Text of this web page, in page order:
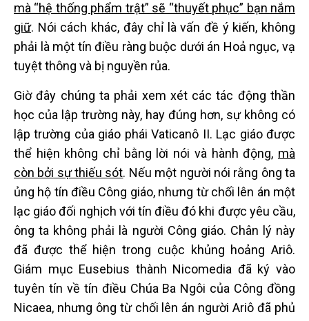
mà “hệ thống phẩm trật” sẽ “thuyết phục” bạn nắm
giữ. Nói cách khác, đây chỉ là vấn đề ý kiến, không
phải là một tín điều ràng buộc dưới án Hoả ngục, vạ
tuyệt thông và bị nguyền rủa.
Giờ đây chúng ta phải xem xét các tác động thần
học của lập trường này, hay đúng hơn, sự không có
lập trường của giáo phái Vaticanô II. Lạc giáo được
thể hiện không chỉ bằng lời nói và hành động, mà
còn bởi sự thiếu sót. Nếu một người nói rằng ông ta
ủng hộ tín điều Công giáo, nhưng từ chối lên án một
lạc giáo đối nghịch với tín điều đó khi được yêu cầu,
ông ta không phải là người Công giáo. Chân lý này
đã được thể hiện trong cuộc khủng hoảng Ariô.
Giám mục Eusebius thành Nicomedia đã ký vào
tuyên tín về tín điều Chúa Ba Ngôi của Công đồng
Nicaea, nhưng ông từ chối lên án người Ariô đã phủ